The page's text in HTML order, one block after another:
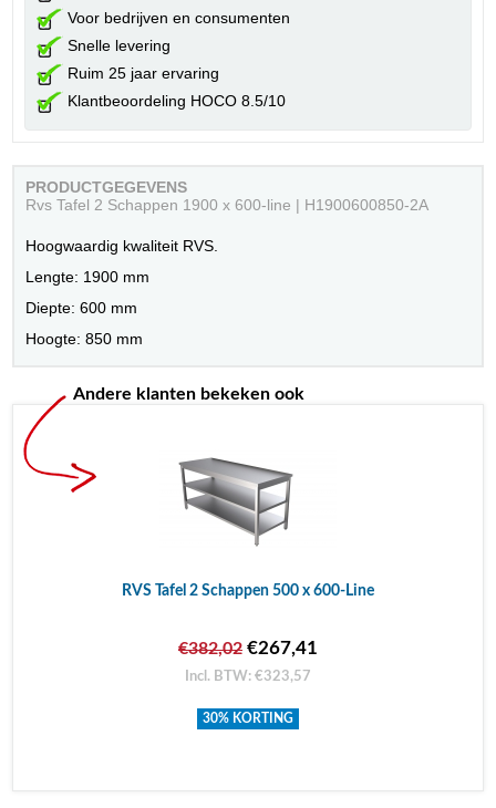
Voor bedrijven en consumenten
Snelle levering
Ruim 25 jaar ervaring
Klantbeoordeling HOCO 8.5/10
PRODUCTGEGEVENS
Rvs Tafel 2 Schappen 1900 x 600-line | H1900600850-2A
Hoogwaardig kwaliteit RVS.
Lengte: 1900 mm
Diepte: 600 mm
Hoogte: 850 mm
Andere klanten bekeken ook
RVS Tafel 2 Schappen 500 x 600-Line
€382,02 €267,41
Incl. BTW: €323,57
30% KORTING